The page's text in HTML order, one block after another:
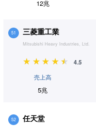
12兆
51 三菱重工業
Mitsubishi Heavy Industries, Ltd.
4.5
売上高
5兆
52 任天堂